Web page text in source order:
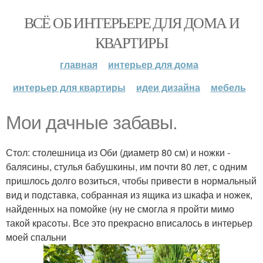
ВСЁ ОБ ИНТЕРЬЕРЕ ДЛЯ ДОМА И
КВАРТИРЫ
главная
интерьер для дома
интерьер для квартиры
идеи дизайна мебель
Мои дачные забавы.
Стол: столешница из Оби (диаметр 80 см) и ножки -
балясины, стулья бабушкины, им почти 80 лет, с одним
пришлось долго возиться, чтобы привести в нормальный
вид и подставка, собранная из ящика из шкафа и ножек,
найденных на помойке (ну не смогла я пройти мимо
такой красоты. Все это прекрасно вписалось в интерьер
моей спальни